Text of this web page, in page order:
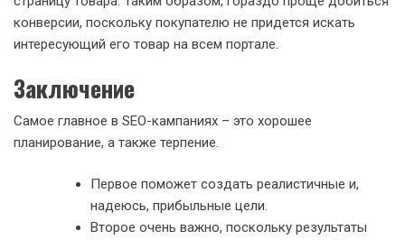
конверсии, поскольку покупателю не придется искать
интересующий его товар на всем портале.
Заключение
Самое главное в SEO-кампаниях – это хорошее
планирование, а также терпение.
Первое поможет создать реалистичные и,
надеюсь, прибыльные цели.
Второе очень важно, поскольку результаты